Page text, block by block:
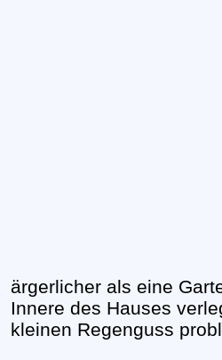
ärgerlicher als eine
Innere des Hauses
kleinen Regenguss